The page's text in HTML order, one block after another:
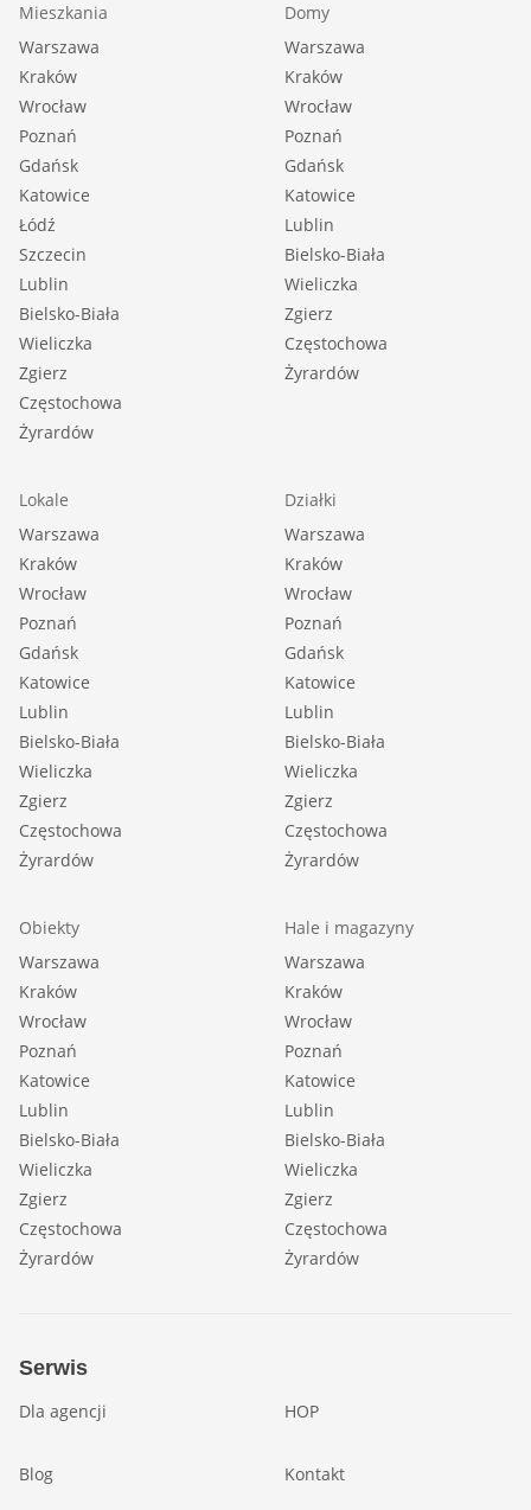
Mieszkania
Warszawa
Kraków
Wrocław
Poznań
Gdańsk
Katowice
Łódź
Szczecin
Lublin
Bielsko-Biała
Wieliczka
Zgierz
Częstochowa
Żyrardów
Domy
Warszawa
Kraków
Wrocław
Poznań
Gdańsk
Katowice
Lublin
Bielsko-Biała
Wieliczka
Zgierz
Częstochowa
Żyrardów
Lokale
Warszawa
Kraków
Wrocław
Poznań
Gdańsk
Katowice
Lublin
Bielsko-Biała
Wieliczka
Zgierz
Częstochowa
Żyrardów
Działki
Warszawa
Kraków
Wrocław
Poznań
Gdańsk
Katowice
Lublin
Bielsko-Biała
Wieliczka
Zgierz
Częstochowa
Żyrardów
Obiekty
Warszawa
Kraków
Wrocław
Poznań
Katowice
Lublin
Bielsko-Biała
Wieliczka
Zgierz
Częstochowa
Żyrardów
Hale i magazyny
Warszawa
Kraków
Wrocław
Poznań
Katowice
Lublin
Bielsko-Biała
Wieliczka
Zgierz
Częstochowa
Żyrardów
Serwis
Dla agencji HOP
Blog Kontakt